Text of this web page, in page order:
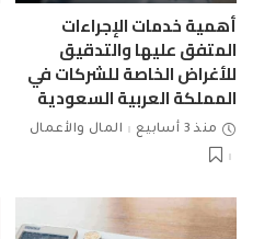
أهمية خدمات الإجراءات
المتفق عليها والتدقيق
للأغراض الخاصة للشركات في
المملكة العربية السعودية
منذ 3 أسابيع المال والأعمال